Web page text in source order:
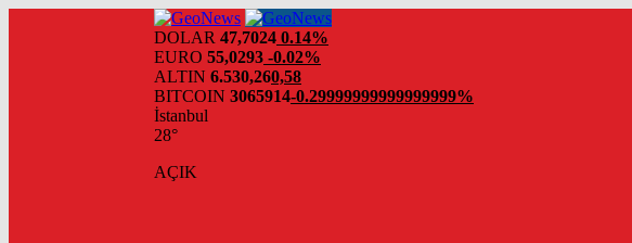
DOLAR 47,7024 0.14%
EURO 55,0293 -0.02%
ALTIN 6.530,260,58
BITCOIN 3065914-0.29999999999999999%
İstanbul
28°
AÇIK